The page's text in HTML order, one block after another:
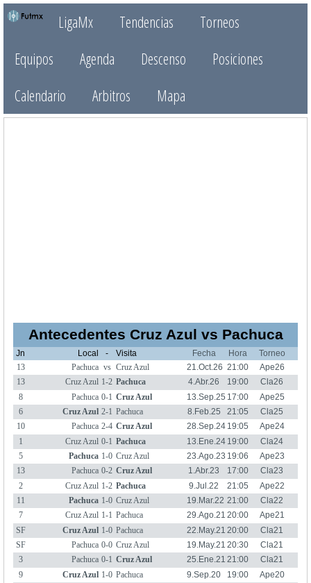
LigaMx Tendencias
Torneos
Equipos
Agenda Descenso
Posiciones
Calendario
Arbitros Mapa
Antecedentes Cruz Azul vs Pachuca
Jn Local - Visita Fecha Hora
Torneo
13
Pachuca vs Cruz Azul 21.Oct.26 21:00
Ape26
13
Cruz Azul 1-2 Pachuca 4.Abr.26 19:00
Cla26
8
Pachuca 0-1 Cruz Azul 13.Sep.25 17:00
Ape25
6
Cruz Azul 2-1 Pachuca 8.Feb.25 21:05
Cla25
10
Pachuca 2-4 Cruz Azul 28.Sep.24 19:05
Ape24
1
Cruz Azul 0-1 Pachuca 13.Ene.24 19:00
Cla24
5
Pachuca 1-0 Cruz Azul 23.Ago.23 19:06
Ape23
13
Pachuca 0-2 Cruz Azul 1.Abr.23 17:00
Cla23
2
Cruz Azul 1-2 Pachuca 9.Jul.22 21:05
Ape22
11
Pachuca 1-0 Cruz Azul 19.Mar.22 21:00
Cla22
7
Cruz Azul 1-1 Pachuca 29.Ago.21 20:00
Ape21
SF
Cruz Azul 1-0 Pachuca 22.May.21 20:00
Cla21
SF
Pachuca 0-0 Cruz Azul 19.May.21 20:30
Cla21
3
Pachuca 0-1 Cruz Azul 25.Ene.21 21:00
Cla21
9
Cruz Azul 1-0 Pachuca 9.Sep.20 19:00
Ape20